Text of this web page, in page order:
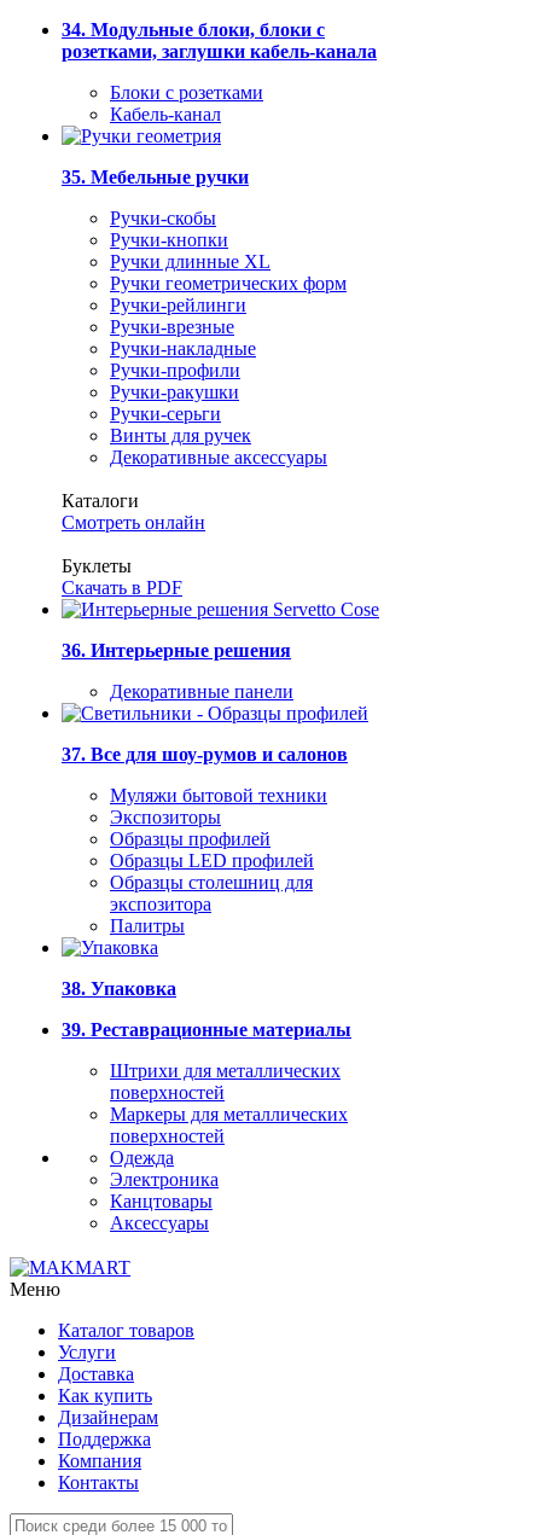
34. Модульные блоки, блоки с
розетками, заглушки кабель-канала
Блоки с розетками
Кабель-канал
35. Мебельные ручки
Ручки-скобы
Ручки-кнопки
Ручки длинные XL
Ручки геометрических форм
Ручки-рейлинги
Ручки-врезные
Ручки-накладные
Ручки-профили
Ручки-ракушки
Ручки-серьги
Винты для ручек
Декоративные аксессуары
Каталоги
Смотреть онлайн
Буклеты
Скачать в PDF
36. Интерьерные решения
Декоративные панели
37. Все для шоу-румов и салонов
Муляжи бытовой техники
Экспозиторы
Образцы профилей
Образцы LED профилей
Образцы столешниц для
экспозитора
Палитры
38. Упаковка
39. Реставрационные материалы
Штрихи для металлических
поверхностей
Маркеры для металлических
поверхностей
Одежда
Электроника
Канцтовары
Аксессуары
Меню
Каталог товаров
Услуги
Доставка
Как купить
Дизайнерам
Поддержка
Компания
Контакты